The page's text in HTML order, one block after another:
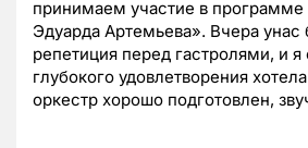
принимаем участие в программе
Эдуарда Артемьева». Вчера унас
репетиция перед гастролями, и я
глубокого удовлетворения
оркестр хорошо подготовлен,